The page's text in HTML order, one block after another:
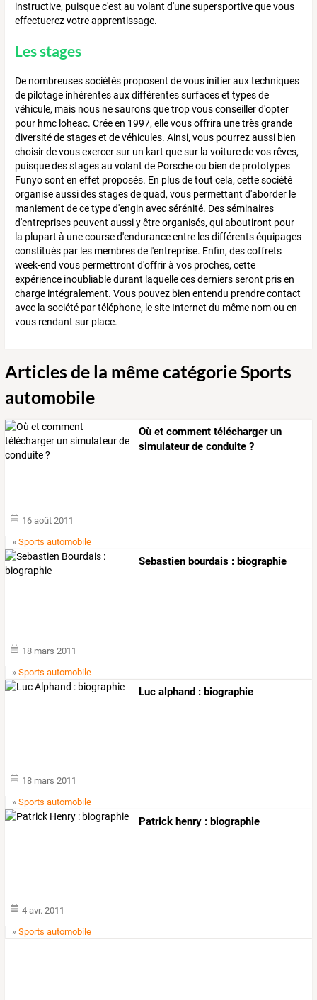
instructive, puisque c'est au volant d'une supersportive que vous
effectuerez votre apprentissage.
Les stages
De nombreuses sociétés proposent de vous initier aux techniques
de pilotage inhérentes aux différentes surfaces et types de
véhicule, mais nous ne saurons que trop vous conseiller d'opter
pour hmc loheac. Crée en 1997, elle vous offrira une très grande
diversité de stages et de véhicules. Ainsi, vous pourrez aussi bien
choisir de vous exercer sur un kart que sur la voiture de vos rêves,
puisque des stages au volant de Porsche ou bien de prototypes
Funyo sont en effet proposés. En plus de tout cela, cette société
organise aussi des stages de quad, vous permettant d'aborder le
maniement de ce type d'engin avec sérénité. Des séminaires
d'entreprises peuvent aussi y être organisés, qui aboutiront pour
la plupart à une course d'endurance entre les différents équipages
constitués par les membres de l'entreprise. Enfin, des coffrets
week-end vous permettront d'offrir à vos proches, cette
expérience inoubliable durant laquelle ces derniers seront pris en
charge intégralement. Vous pouvez bien entendu prendre contact
avec la société par téléphone, le site Internet du même nom ou en
vous rendant sur place.
Articles de la même catégorie Sports
automobile
Où et comment télécharger un
simulateur de conduite ?
16 août 2011
»Sports automobile
Sebastien bourdais : biographie
18 mars 2011
»Sports automobile
Luc alphand : biographie
18 mars 2011
»Sports automobile
Patrick henry : biographie
4 avr. 2011
»Sports automobile